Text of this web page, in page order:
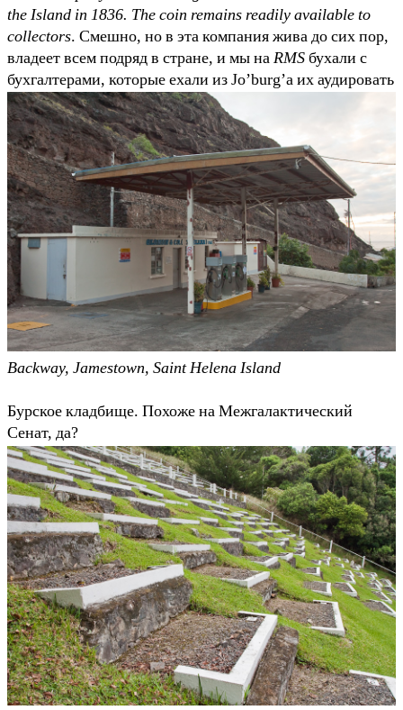
the Island in 1836. The coin remains readily available to
collectors. Смешно, но в эта компания жива до сих пор,
владеет всем подряд в стране, и мы наRMSбухали с
бухгалтерами, которые ехали из Jo’burg’а их аудировать
Backway, Jamestown, Saint Helena Island
Бурское кладбище. Похоже на Межгалактический
Сенат, да?